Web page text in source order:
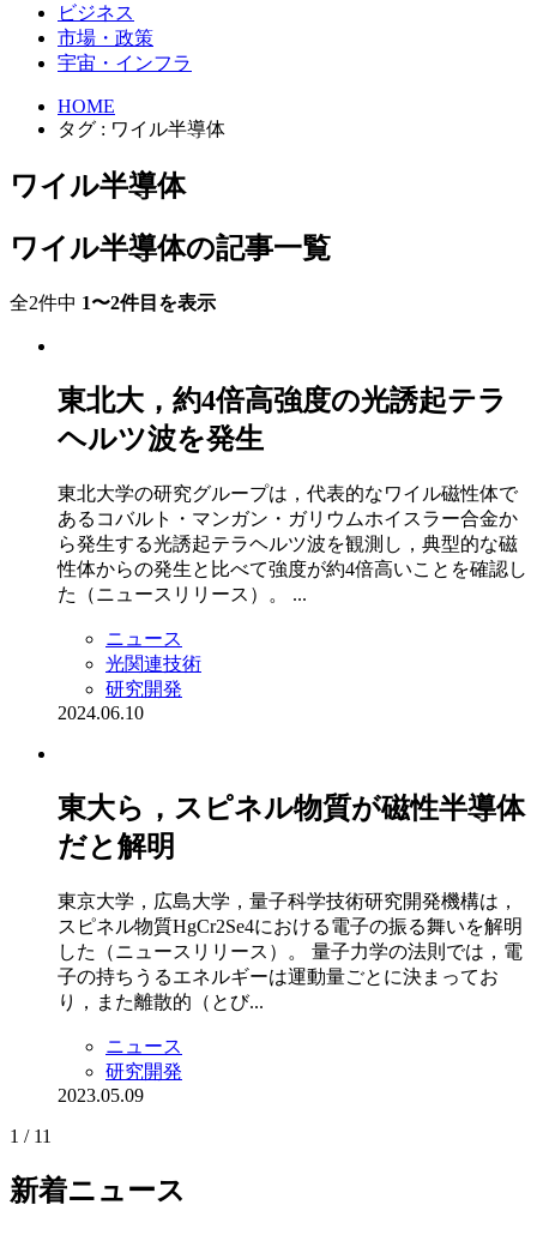
ビジネス
市場・政策
宇宙・インフラ
HOME
タグ : ワイル半導体
ワイル半導体
ワイル半導体の記事一覧
全2件中 1〜2件目を表示
東北大，約4倍高強度の光誘起テラ
ヘルツ波を発生
東北大学の研究グループは，代表的なワイル磁性体で
あるコバルト・マンガン・ガリウムホイスラー合金か
ら発生する光誘起テラヘルツ波を観測し，典型的な磁
性体からの発生と比べて強度が約4倍高いことを確認し
た（ニュースリリース）。 ...
ニュース
光関連技術
研究開発
2024.06.10
東大ら，スピネル物質が磁性半導体
だと解明
東京大学，広島大学，量子科学技術研究開発機構は，
スピネル物質HgCr2Se4における電子の振る舞いを解明
した（ニュースリリース）。 量子力学の法則では，電
子の持ちうるエネルギーは運動量ごとに決まってお
り，また離散的（とび...
ニュース
研究開発
2023.05.09
1 / 11
新着ニュース